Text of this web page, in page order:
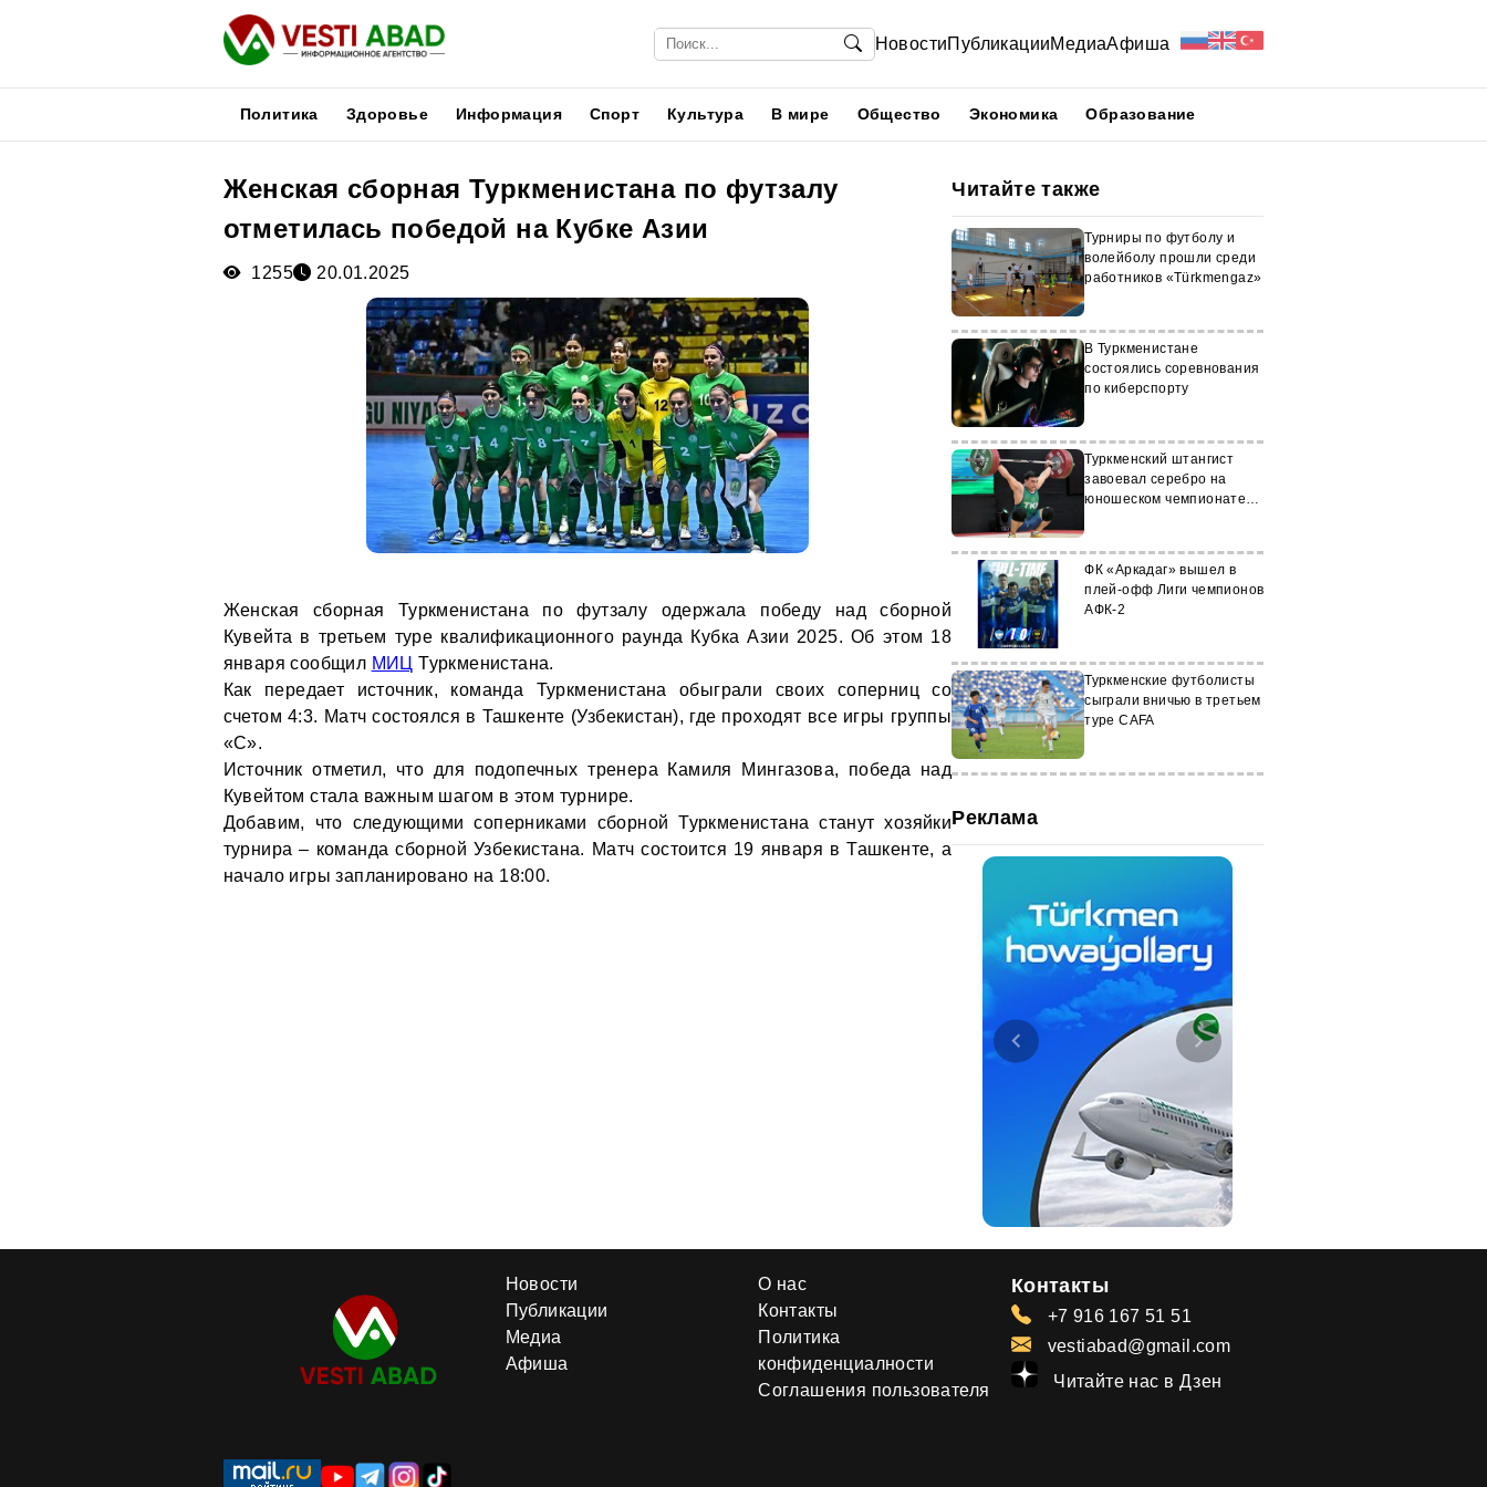
НовостиПубликацииМедиаАфиша
Политика Здоровье Информация Спорт Культура В мире Общество Экономика Образование
Женская сборная Туркменистана по футзалу
отметилась победой на Кубке Азии
1255 20.01.2025
Женская сборная Туркменистана по футзалу одержала победу над сборной
Кувейта в третьем туре квалификационного раунда Кубка Азии 2025. Об этом 18
января сообщил МИЦ Туркменистана.
Как передает источник, команда Туркменистана обыграли своих соперниц со
счетом 4:3. Матч состоялся в Ташкенте (Узбекистан), где проходят все игры группы
«С».
Источник отметил, что для подопечных тренера Камиля Мингазова, победа над
Кувейтом стала важным шагом в этом турнире.
Добавим, что следующими соперниками сборной Туркменистана станут хозяйки
турнира – команда сборной Узбекистана. Матч состоится 19 января в Ташкенте, а
начало игры запланировано на 18:00.
Читайте также
Турниры по футболу и
волейболу прошли среди
работников «Türkmengaz»
В Туркменистане
состоялись соревнования
по киберспорту
Туркменский штангист
завоевал серебро на
юношеском чемпионате
ФК «Аркадаг» вышел в
плей-офф Лиги чемпионов
АФК-2
Туркменские футболисты
сыграли вничью в третьем
туре CAFA
Реклама
Новости
Публикации
Медиа
Афиша
О нас
Контакты
Политика
конфиденциалности
Соглашения пользователя
Контакты
+7 916 167 51 51
vestiabad@gmail.com
Читайте нас в Дзен